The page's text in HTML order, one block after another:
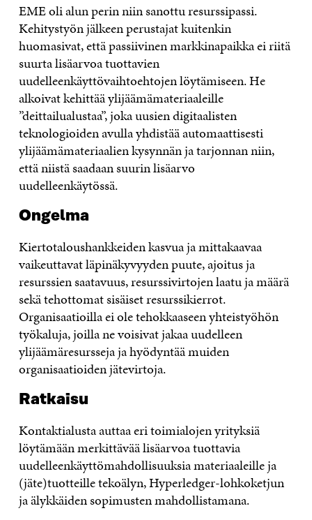
EME oli alun perin niin sanottu resurssipassi.
Kehitystyön jälkeen perustajat kuitenkin
huomasivat, että passiivinen markkinapaikka ei riitä
suurta lisäarvoa tuottavien
uudelleenkäyttövaihtoehtojen löytämiseen. He
alkoivat kehittää ylijäämämateriaaleille
”deittailualustaa”, joka uusien digitaalisten
teknologioiden avulla yhdistää automaattisesti
ylijäämämateriaalien kysynnän ja tarjonnan niin,
että niistä saadaan suurin lisäarvo
uudelleenkäytössä.
Ongelma
Kiertotaloushankkeiden kasvua ja mittakaavaa
vaikeuttavat läpinäkyvyyden puute, ajoitus ja
resurssien saatavuus, resurssivirtojen laatu ja määrä
sekä tehottomat sisäiset resurssikierrot.
Organisaatioilla ei ole tehokkaaseen yhteistyöhön
työkaluja, joilla ne voisivat jakaa uudelleen
ylijäämäresursseja ja hyödyntää muiden
organisaatioiden jätevirtoja.
Ratkaisu
Kontaktialusta auttaa eri toimialojen yrityksiä
löytämään merkittävää lisäarvoa tuottavia
uudelleenkäyttömahdollisuuksia materiaaleille ja
(jäte)tuotteille tekoälyn, Hyperledger-lohkoketjun
ja älykkäiden sopimusten mahdollistamana.